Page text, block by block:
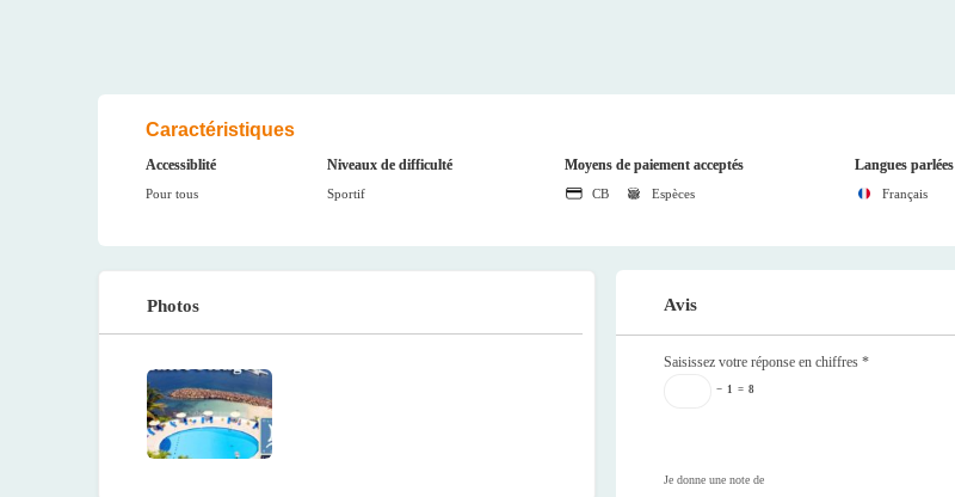
Caractéristiques
Accessiblité
Pour tous
Niveaux de difficulté
Sportif
Moyens de paiement acceptés
CB Espèces
Langues parlées
Français
Photos Avis
Saisissez votre réponse en chiffres*
− 1 = 8